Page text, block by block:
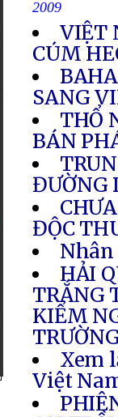
2009
VIỆT
CÚM
SANG
THỔ
BÁN
ĐƯỜNG
ĐỘC
Nhân
HẢI
TRẮNG
KIỂM
Xem
Việt